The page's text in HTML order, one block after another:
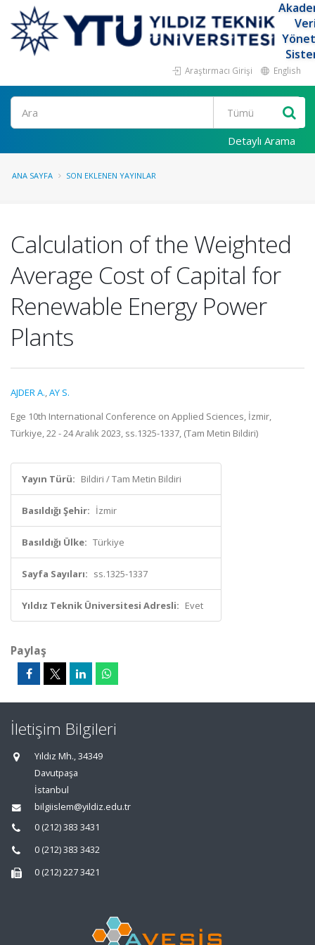
Araştırmacı Girişi English
Ara
Detaylı Arama
ANA SAYFA SON EKLENEN YAYINLAR
Calculation of the Weighted
Average Cost of Capital for
Renewable Energy Power
Plants
AJDER A.,AY S.
Ege 10th International Conference on Applied Sciences, İzmir,
Türkiye, 22 - 24 Aralık 2023, ss.1325-1337, (Tam Metin Bildiri)
Yayın Türü: Bildiri / Tam Metin Bildiri
Basıldığı Şehir: İzmir
Basıldığı Ülke: Türkiye
Sayfa Sayıları: ss.1325-1337
Yıldız Teknik Üniversitesi Adresli: Evet
Paylaş
İletişim Bilgileri
Yıldız Mh., 34349
Davutpaşa
İstanbul
bilgiislem@yildiz.edu.tr
0 (212) 383 3431
0 (212) 383 3432
0 (212) 227 3421